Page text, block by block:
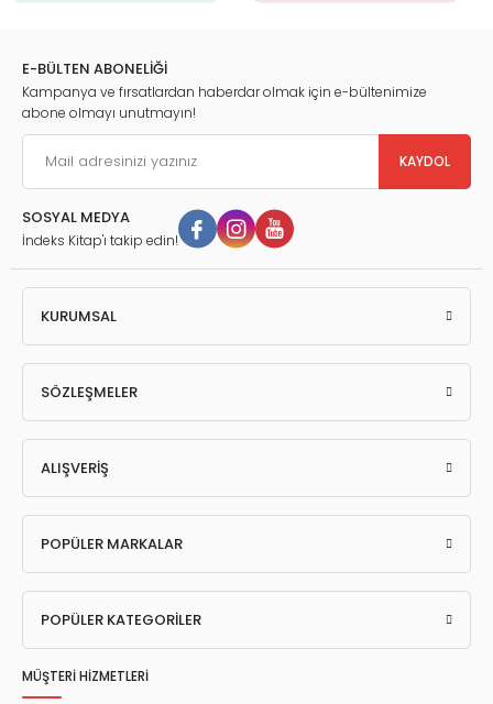
E-BÜLTEN ABONELİĞİ
Kampanya ve fırsatlardan haberdar olmak için e-bültenimize
abone olmayı unutmayın!
KAYDOL
SOSYAL MEDYA
İndeks Kitap'ı takip edin!
KURUMSAL
SÖZLEŞMELER
ALIŞVERİŞ
POPÜLER MARKALAR
POPÜLER KATEGORİLER
MÜŞTERİ HİZMETLERİ